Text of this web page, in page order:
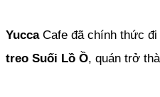
YuccaCafe đã chính thức đi
treo Suối Lồ Ồ, quán trở